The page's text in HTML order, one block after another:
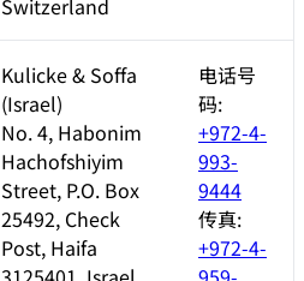
Kulicke & Soffa
(Israel)
No. 4, Habonim
Hachofshiyim
Street, P.O. Box
25492, Check
Post, Haifa
电话号
码:
+972-4-
993-
9444
传真:
+972-4-